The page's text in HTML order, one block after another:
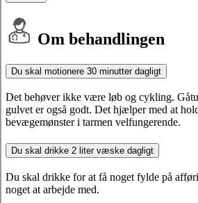
Om behandlingen
Du skal motionere 30 minutter dagligt
Det behøver ikke være løb og cykling.
gulvet er også godt. Det hjælper med at
bevægemønster i tarmen velfungerende.
Du skal drikke 2 liter væske dagligt
Du skal drikke for at få noget fylde på
noget at arbejde med.